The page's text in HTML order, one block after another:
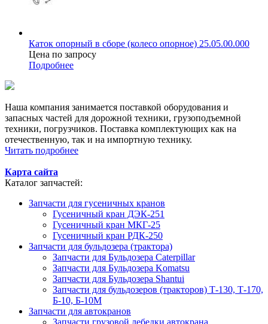
Каток опорный в сборе (колесо опорное) 25.05.00.000
Цена по запросу
Подробнее
Наша компания занимается поставкой оборудования и
запасных частей для дорожной техники, грузоподъемной
техники, погрузчиков. Поставка комплектующих как на
отечественную, так и на импортную технику.
Читать подробнее
Карта сайта
Каталог запчастей:
Запчасти для гусеничных кранов
Гусеничный кран ДЭК-251
Гусеничный кран МКГ-25
Гусеничный кран РДК-250
Запчасти для бульдозера (трактора)
Запчасти для Бульдозера Caterpillar
Запчасти для Бульдозера Komatsu
Запчасти для Бульдозера Shantui
Запчасти для бульдозеров (тракторов) Т-130, Т-170,
Б-10, Б-10М
Запчасти для автокранов
Запчасти грузовой лебедки автокрана